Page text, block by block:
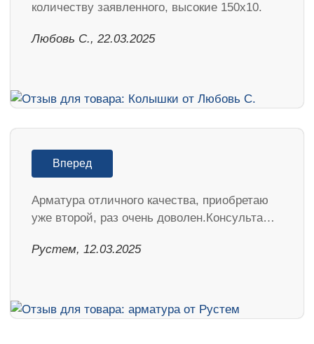
количеству заявленного, высокие 150х10.
Любовь С., 22.03.2025
Вперед
Арматура отличного качества, приобретаю
уже второй, раз очень доволен.Консульта…
Рустем, 12.03.2025